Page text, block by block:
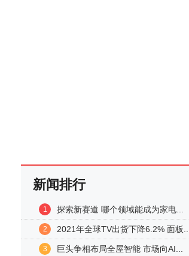
新闻排行
1 探索新赛道 哪个领域能成为家电...
2 2021年全球TV出货下降6.2% 面板...
3 巨头争相布局全屋智能 市场向AI...